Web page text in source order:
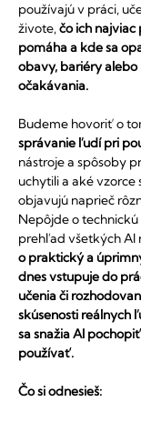
používajú v práci,
živote, čo ich
pomáha a kde sa
obavy, bariéry alebo
očakávania.
Budeme hovoriť o
správanie ľudí pri
nástroje a spôsoby
uchytili a aké vzorce
objavujú naprieč
Nepôjde o
prehľad všetkých AI
o praktický a
dnes vstupuje do
učenia či
skúsenosti reálnych
sa snažia AI
používať.
Čo si odnesieš: